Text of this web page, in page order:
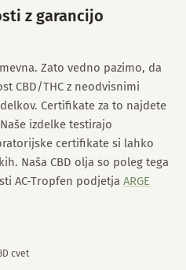
z garancijo
Zato vedno pazimo, da
CBD/THC z neodvisnimi
Certifikate za to najdete
izdelke testirajo
certifikate si lahko
Naša CBD olja so poleg tega
AC-Tropfen podjetja ARGE
cvet